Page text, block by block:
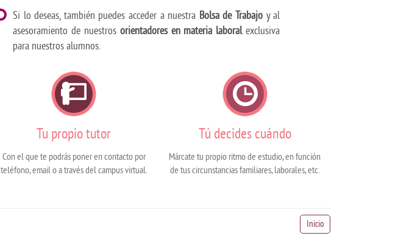
Si lo deseas, también puedes acceder a nuestra Bolsa de Trabajo y al
asesoramiento de nuestros orientadores en materia laboralexclusiva
para nuestros alumnos.
Tu propio tutor
Con el que te podrás poner en contacto por
teléfono, email o a través del campus virtual.
Tú decides cuándo
Márcate tu propio ritmo de estudio, en función
de tus circunstancias familiares, laborales, etc.
Inicio